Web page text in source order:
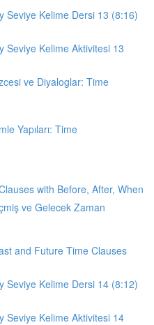
Seviye Kelime Dersi 13 (8:16)
Seviye Kelime Aktivitesi 13
ve Diyaloglar: Time
Yapıları: Time
with Before, After, When
ve Gelecek Zaman
and Future Time Clauses
Seviye Kelime Dersi 14 (8:12)
Seviye Kelime Aktivitesi 14